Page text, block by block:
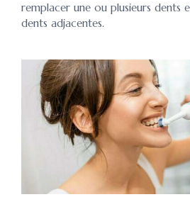
remplacer une ou plusieurs dents
dents adjacentes.